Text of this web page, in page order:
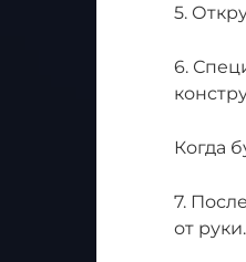
5.
6.
Когда
7.
от руки.